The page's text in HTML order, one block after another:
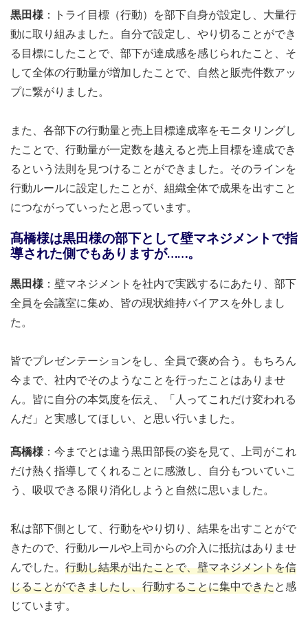
黒田様：トライ目標（行動）を部下自身が設定し、大量行
動に取り組みました。自分で設定し、やり切ることができ
る目標にしたことで、部下が達成感を感じられたこと、そ
して全体の行動量が増加したことで、自然と販売件数アッ
プに繋がりました。
また、各部下の行動量と売上目標達成率をモニタリングし
たことで、行動量が一定数を越えると売上目標を達成でき
るという法則を見つけることができました。そのラインを
行動ルールに設定したことが、組織全体で成果を出すこと
につながっていったと思っています。
髙橋様は黒田様の部下として壁マネジメントで指
導された側でもありますが……。
黒田様：壁マネジメントを社内で実践するにあたり、部下
全員を会議室に集め、皆の現状維持バイアスを外しまし
た。
皆でプレゼンテーションをし、全員で褒め合う。もちろん
今まで、社内でそのようなことを行ったことはありませ
ん。皆に自分の本気度を伝え、「人ってこれだけ変われる
んだ」と実感してほしい、と思い行いました。
髙橋様：今までとは違う黒田部長の姿を見て、上司がこれ
だけ熱く指導してくれることに感激し、自分もついていこ
う、吸収できる限り消化しようと自然に思いました。
私は部下側として、行動をやり切り、結果を出すことがで
きたので、行動ルールや上司からの介入に抵抗はありませ
んでした。 行動し結果が出たことで、壁マネジメントを信
じることができましたし、行動することに集中できたと感
じています。